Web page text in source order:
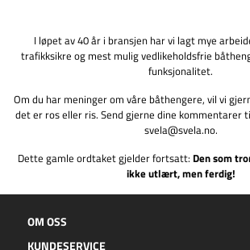
I løpet av 40 år i bransjen har vi lagt mye
trafikksikre og mest mulig vedlikeholdsfrie
funksjonalitet.
Om du har meninger om våre båthengere, vil vi
det er ros eller ris. Send gjerne dine kommentarer
svela@svela.no.
Dette gamle ordtaket gjelder fortsatt: Den som
ikke utlært, men ferdig!
OM OSS
KUNDESERVICE